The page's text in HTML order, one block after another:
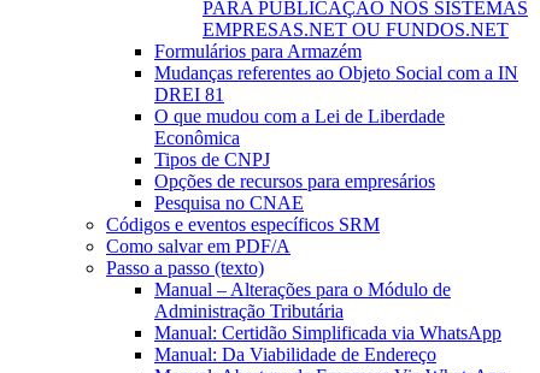
PARA PUBLICAÇÃO NOS SISTEMAS
EMPRESAS.NET OU FUNDOS.NET
Formulários para Armazém
Mudanças referentes ao Objeto Social com a IN
DREI 81
O que mudou com a Lei de Liberdade
Econômica
Tipos de CNPJ
Opções de recursos para empresários
Pesquisa no CNAE
Códigos e eventos específicos SRM
Como salvar em PDF/A
Passo a passo (texto)
Manual – Alterações para o Módulo de
Administração Tributária
Manual: Certidão Simplificada via WhatsApp
Manual: Da Viabilidade de Endereço